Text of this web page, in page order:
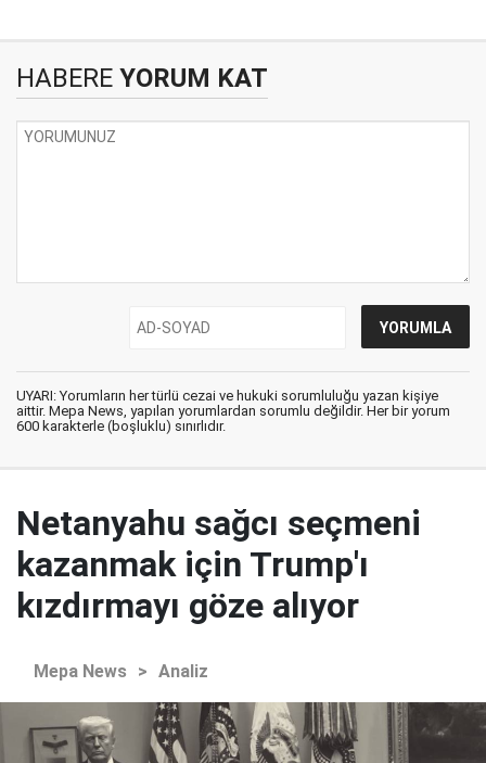
HABERE YORUM KAT
UYARI: Yorumların her türlü cezai ve hukuki sorumluluğu yazan kişiye
aittir. Mepa News, yapılan yorumlardan sorumlu değildir. Her bir yorum
600 karakterle (boşluklu) sınırlıdır.
Netanyahu sağcı seçmeni
kazanmak için Trump'ı
kızdırmayı göze alıyor
Mepa News > Analiz